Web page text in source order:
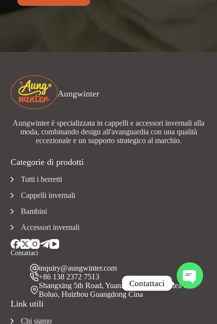
Aungwinter
Aungwinter è specializzata in cappelli e accessori invernali alla
moda, combinando design all'avanguardia con una qualità
eccezionale e un supporto strategico al marchio.
Contattaci
inquiry@aungwinter.com
+86 138 2372 7513
Shangxing 5th Road, Yuanzhou Town, Contea di
Boluo, Huizhou Guangdong Cina
Link utili
Chi siamo
Categorie di prodotti
Tutti i berretti
Cappelli invernali
Bambini
Accessori invernali
Contattaci